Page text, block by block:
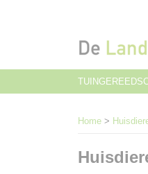
Home >